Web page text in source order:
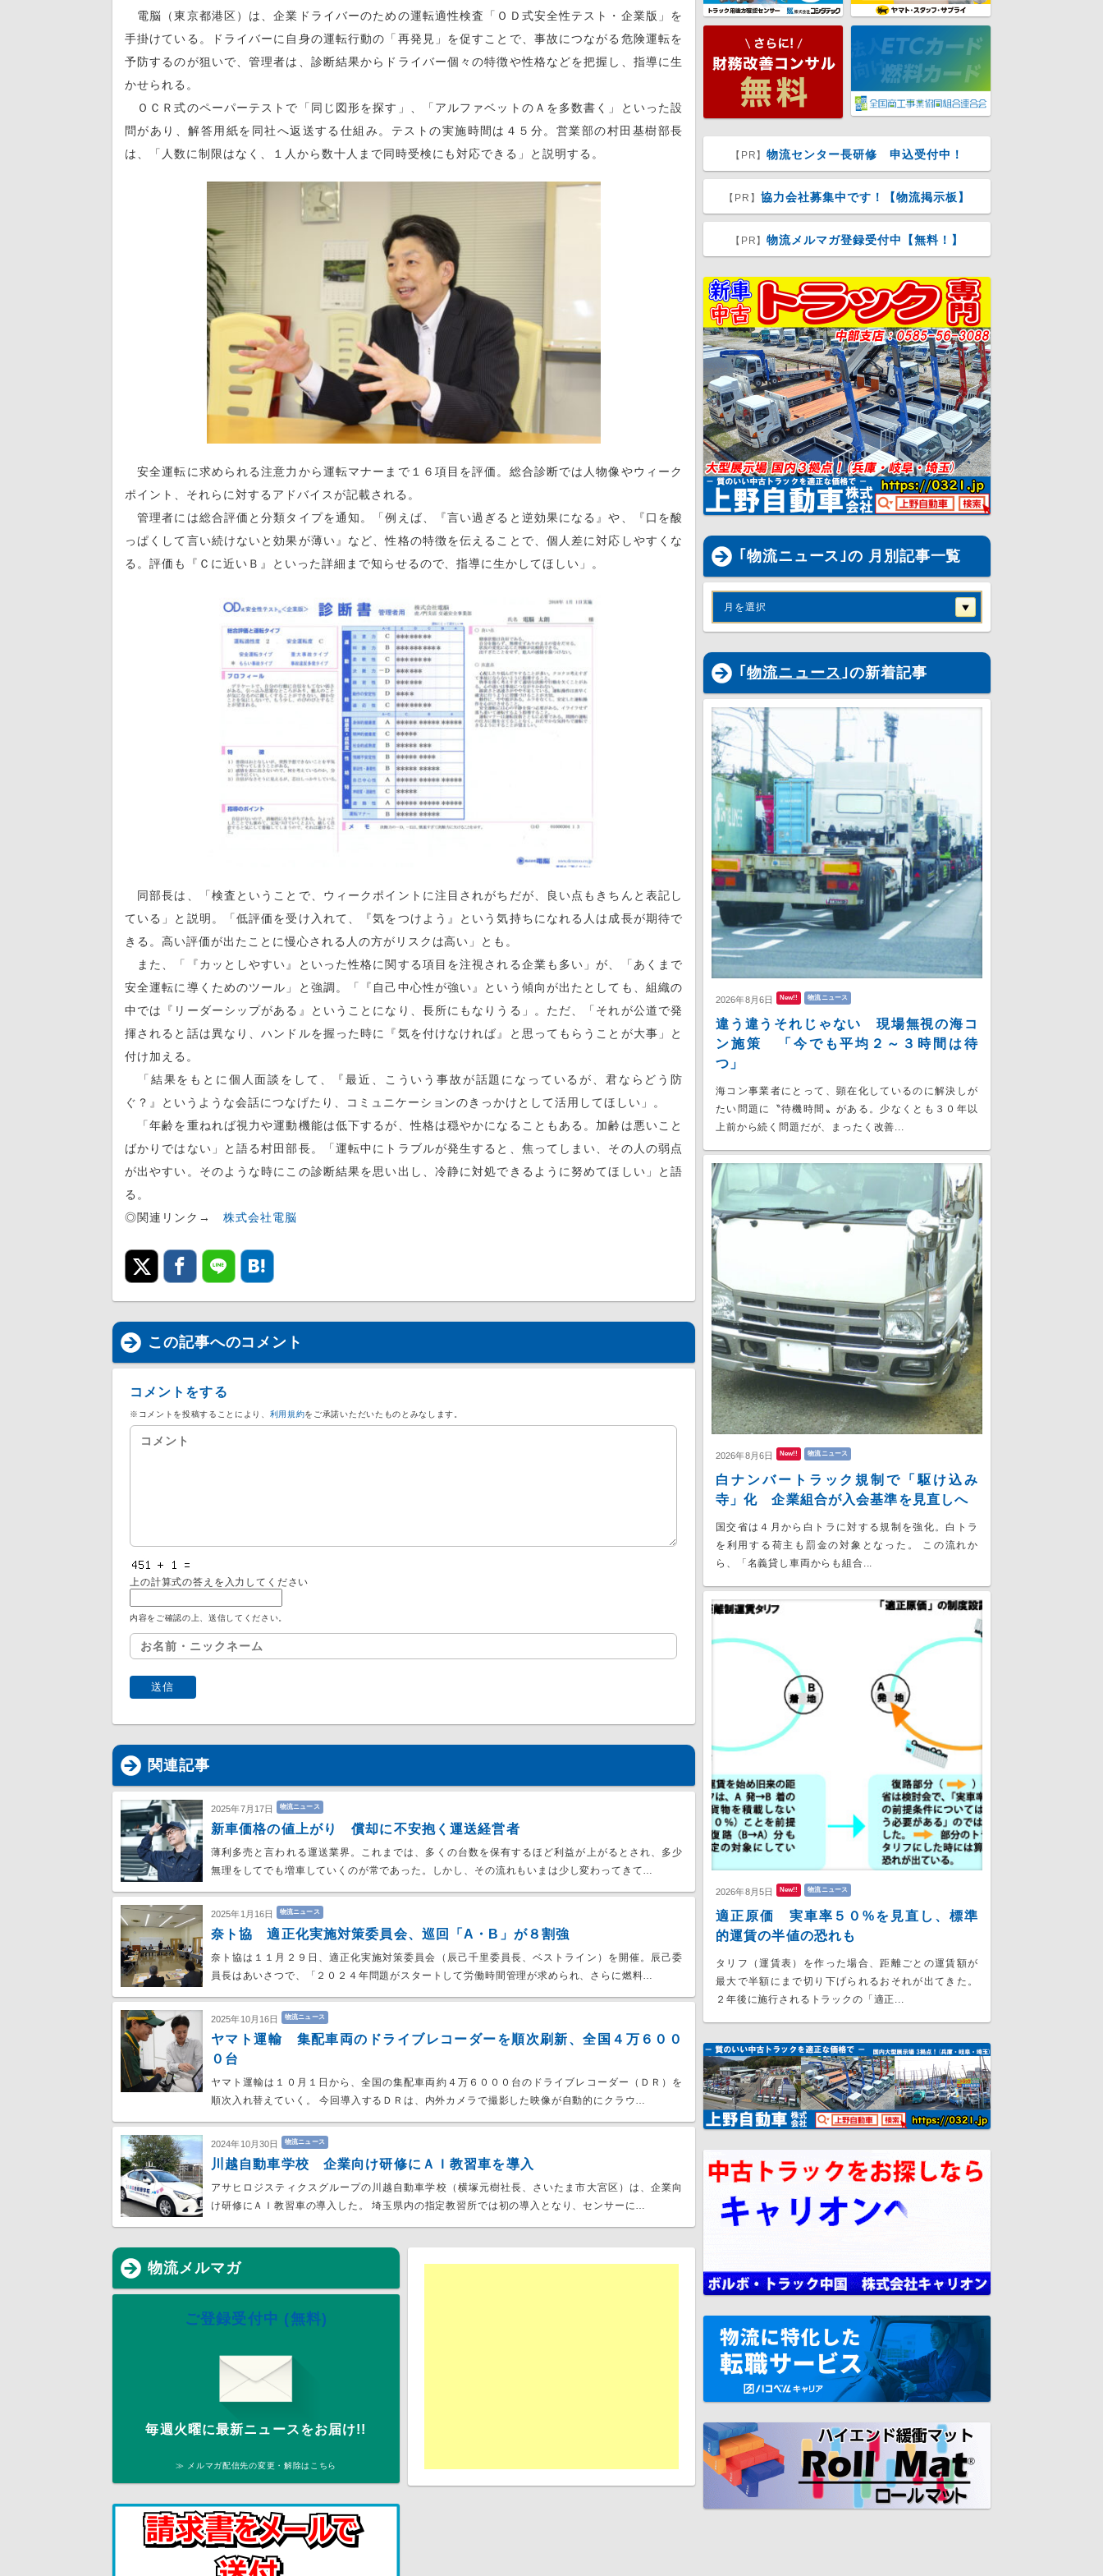
電脳（東京都港区）は、企業ドライバーのための運転適性検査「ＯＤ式安全性テスト・企業版」を
手掛けている。ドライバーに自身の運転行動の「再発見」を促すことで、事故につながる危険運転を
予防するのが狙いで、管理者は、診断結果からドライバー個々の特徴や性格などを把握し、指導に生
かせられる。
ＯＣＲ式のペーパーテストで「同じ図形を探す」、「アルファベットのＡを多数書く」といった設
問があり、解答用紙を同社へ返送する仕組み。テストの実施時間は４５分。営業部の村田基樹部長
は、「人数に制限はなく、１人から数十人まで同時受検にも対応できる」と説明する。
安全運転に求められる注意力から運転マナーまで１６項目を評価。総合診断では人物像やウィーク
ポイント、それらに対するアドバイスが記載される。
管理者には総合評価と分類タイプを通知。「例えば、『言い過ぎると逆効果になる』や、『口を酸
っぱくして言い続けないと効果が薄い』など、性格の特徴を伝えることで、個人差に対応しやすくな
る。評価も『Ｃに近いＢ』といった詳細まで知らせるので、指導に生かしてほしい」。
同部長は、「検査ということで、ウィークポイントに注目されがちだが、良い点もきちんと表記し
ている」と説明。「低評価を受け入れて、『気をつけよう』という気持ちになれる人は成長が期待で
きる。高い評価が出たことに慢心される人の方がリスクは高い」とも。
また、「『カッとしやすい』といった性格に関する項目を注視される企業も多い」が、「あくまで
安全運転に導くためのツール」と強調。「『自己中心性が強い』という傾向が出たとしても、組織の
中では『リーダーシップがある』ということになり、長所にもなりうる」。ただ、「それが公道で発
揮されると話は異なり、ハンドルを握った時に『気を付けなければ』と思ってもらうことが大事」と
付け加える。
「結果をもとに個人面談をして、『最近、こういう事故が話題になっているが、君ならどう防
ぐ？』というような会話につなげたり、コミュニケーションのきっかけとして活用してほしい」。
「年齢を重ねれば視力や運動機能は低下するが、性格は穏やかになることもある。加齢は悪いこと
ばかりではない」と語る村田部長。「運転中にトラブルが発生すると、焦ってしまい、その人の弱点
が出やすい。そのような時にこの診断結果を思い出し、冷静に対処できるように努めてほしい」と語
る。
◎関連リンク→ 株式会社電脳
この記事へのコメント
コメントをする
※コメントを投稿することにより、 利用規約をご承諾いただいたものとみなします。
上の計算式の答えを入力してください
内容をご確認の上、送信してください。
関連記事
2025年7月17日 物流ニュース
新車価格の値上がり 償却に不安抱く運送経営者
薄利多売と言われる運送業界。これまでは、多くの台数を保有するほど利益が上がるとされ、多少
無理をしてでも増車していくのが常であった。しかし、その流れもいまは少し変わってきて…
2025年1月16日 物流ニュース
奈ト協 適正化実施対策委員会、巡回「A・B」が８割強
奈ト協は１１月２９日、適正化実施対策委員会（辰己千里委員長、ベストライン）を開催。辰己委
員長はあいさつで、「２０２４年問題がスタートして労働時間管理が求められ、さらに燃料…
2025年10月16日 物流ニュース
ヤマト運輸 集配車両のドライブレコーダーを順次刷新、全国４万６００
０台
ヤマト運輸は１０月１日から、全国の集配車両約４万６０００台のドライブレコーダー（ＤＲ）を
順次入れ替えていく。 今回導入するＤＲは、内外カメラで撮影した映像が自動的にクラウ…
2024年10月30日 物流ニュース
川越自動車学校 企業向け研修にＡＩ教習車を導入
アサヒロジスティクスグループの川越自動車学校（横塚元樹社長、さいたま市大宮区）は、企業向
け研修にＡＩ教習車の導入した。 埼玉県内の指定教習所では初の導入となり、センサーに…
【PR】物流センター長研修 申込受付中！
【PR】 協力会社募集中です！【物流掲示板】
【PR】物流メルマガ登録受付中【無料！】
｢物流ニュース｣の 月別記事一覧
月を選択
｢ 物流ニュース ｣の新着記事
2026年8月6日 New!! 物流ニュース
違う違うそれじゃない 現場無視の海コ
ン施策 「今でも平均２～３時間は待
つ」
海コン事業者にとって、顕在化しているのに解決しが
たい問題に〝待機時間〟がある。少なくとも３０年以
上前から続く問題だが、まったく改善...
2026年8月6日 New!! 物流ニュース
白ナンバートラック規制で「駆け込み
寺」化 企業組合が入会基準を見直しへ
国交省は４月から白トラに対する規制を強化。白トラ
を利用する荷主も罰金の対象となった。 この流れか
ら、「名義貸し車両からも組合...
2026年8月5日 New!! 物流ニュース
適正原価 実車率５０%を見直し、標準
的運賃の半値の恐れも
タリフ（運賃表）を作った場合、距離ごとの運賃額が
最大で半額にまで切り下げられるおそれが出てきた。
２年後に施行されるトラックの「適正...
物流メルマガ
ご登録受付中 (無料)
毎週火曜に最新ニュースをお届け!!
≫ メルマガ配信先の変更・解除はこちら